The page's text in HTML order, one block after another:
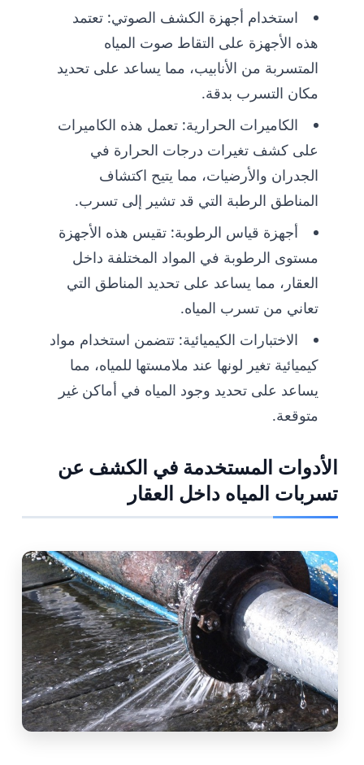
استخدام أجهزة الكشف الصوتي: تعتمد
هذه الأجهزة على التقاط صوت المياه
المتسربة من الأنابيب، مما يساعد على تحديد
مكان التسرب بدقة.
الكاميرات الحرارية: تعمل هذه الكاميرات
على كشف تغيرات درجات الحرارة في
الجدران والأرضيات، مما يتيح اكتشاف
المناطق الرطبة التي قد تشير إلى تسرب.
أجهزة قياس الرطوبة: تقيس هذه الأجهزة
مستوى الرطوبة في المواد المختلفة داخل
العقار، مما يساعد على تحديد المناطق التي
تعاني من تسرب المياه.
الاختبارات الكيميائية: تتضمن استخدام مواد
كيميائية تغير لونها عند ملامستها للمياه، مما
يساعد على تحديد وجود المياه في أماكن غير
متوقعة.
الأدوات المستخدمة في الكشف عن
تسربات المياه داخل العقار